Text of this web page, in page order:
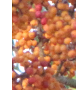
receita não tem
mousse de quase
jabuticaba: É feita
mousse podemos
receitas doces e
o passo a passo,